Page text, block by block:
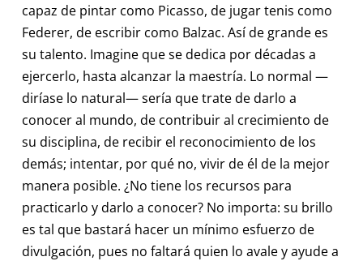
capaz de pintar como Picasso, de jugar tenis como
Federer, de escribir como Balzac. Así de grande es
su talento. Imagine que se dedica por décadas a
ejercerlo, hasta alcanzar la maestría. Lo normal —
diríase lo natural— sería que trate de darlo a
conocer al mundo, de contribuir al crecimiento de
su disciplina, de recibir el reconocimiento de los
demás; intentar, por qué no, vivir de él de la mejor
manera posible. ¿No tiene los recursos para
practicarlo y darlo a conocer? No importa: su brillo
es tal que bastará hacer un mínimo esfuerzo de
divulgación, pues no faltará quien lo avale y ayude a